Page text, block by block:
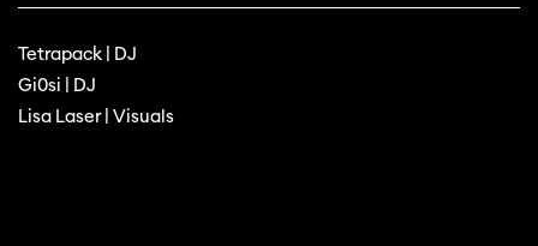
Tetrapack | DJ
Gi0si | DJ
Lisa Laser | Visuals